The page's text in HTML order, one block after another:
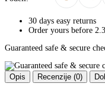
30 days easy returns
Order yours before
Guaranteed safe & secure
Opis Recenzije (0)